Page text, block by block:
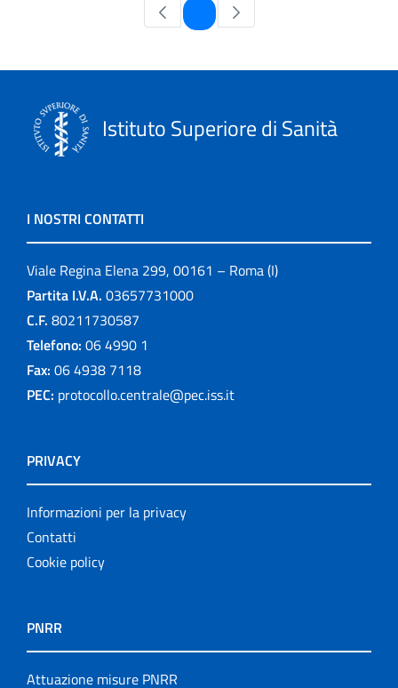
Pagina
Istituto Superiore di Sanità
I NOSTRI CONTATTI
Viale Regina Elena 299, 00161 – Roma (I)
Partita I.V.A. 03657731000
C.F. 80211730587
Telefono: 06 4990 1
Fax: 06 4938 7118
PEC: protocollo.centrale@pec.iss.it
PRIVACY
Informazioni per la privacy
Contatti
Cookie policy
PNRR
Attuazione misure PNRR